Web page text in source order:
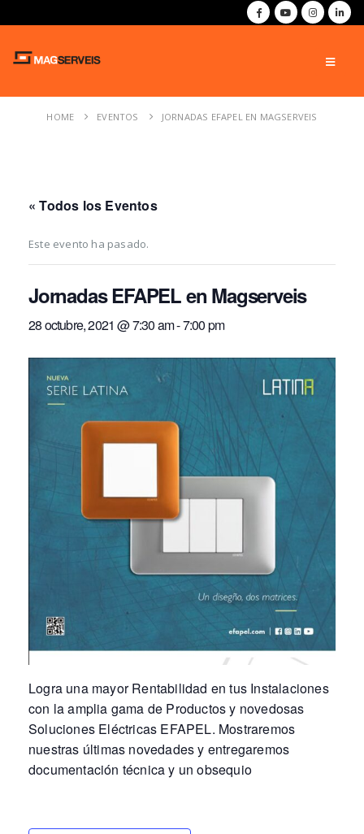
HOME EVENTOS JORNADAS EFAPEL EN MAGSERVEIS
« Todos los Eventos
Este evento ha pasado.
Jornadas EFAPEL en Magserveis
28 octubre, 2021 @ 7:30 am-7:00 pm
Logra una mayor Rentabilidad en tus Instalaciones
con la amplia gama de Productos y novedosas
Soluciones Eléctricas EFAPEL. Mostraremos
nuestras últimas novedades y entregaremos
documentación técnica y un obsequio